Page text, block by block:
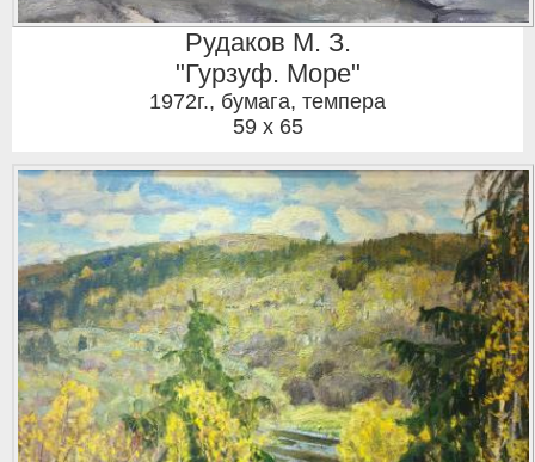
Рудаков М. З.
"Гурзуф. Море"
1972г., бумага, темпера
59 x 65